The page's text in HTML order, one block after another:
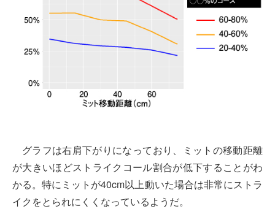
グラフは右肩下がりになっており、ミットの移動距離
が大きいほどストライクコール割合が低下することがわ
かる。特にミットが40cm以上動いた場合は非常にストラ
イクをとられにくくなっているようだ。